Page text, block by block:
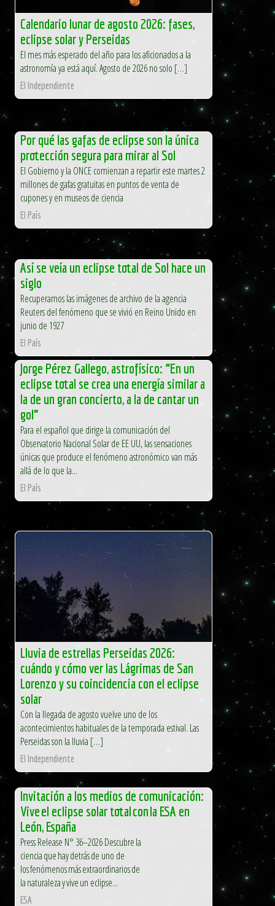
Calendario lunar de agosto 2026: fases,
eclipse solar y Perseidas
El mes más esperado del año para los aficionados a la
astronomía ya está aquí. Agosto de 2026 no solo […]
El Independiente
Por qué las gafas de eclipse son la única
protección segura para mirar al Sol
El Gobierno y la ONCE comienzan a repartir este martes 2
millones de gafas gratuitas en puntos de venta de
cupones y en museos de ciencia
El País
Así se veía un eclipse total de Sol hace un
siglo
Recuperamos las imágenes de archivo de la agencia
Reuters del fenómeno que se vivió en Reino Unido en
junio de 1927
El País
Jorge Pérez Gallego, astrofísico: “En un
eclipse total se crea una energía similar a
la de un gran concierto, a la de cantar un
gol”
Para el español que dirige la comunicación del
Observatorio Nacional Solar de EE UU, las sensaciones
únicas que produce el fenómeno astronómico van más
allá de lo que la...
El País
Lluvia de estrellas Perseidas 2026:
cuándo y cómo ver las Lágrimas de San
Lorenzo y su coincidencia con el eclipse
solar
Con la llegada de agosto vuelve uno de los
acontecimientos habituales de la temporada estival. Las
Perseidas son la lluvia […]
El Independiente
Invitación a los medios de comunicación:
Vive el eclipse solar total con la ESA en
León, España
Press Release N° 36–2026 Descubre la
ciencia que hay detrás de uno de
los fenómenos más extraordinarios de
la naturaleza y vive un eclipse...
ESA